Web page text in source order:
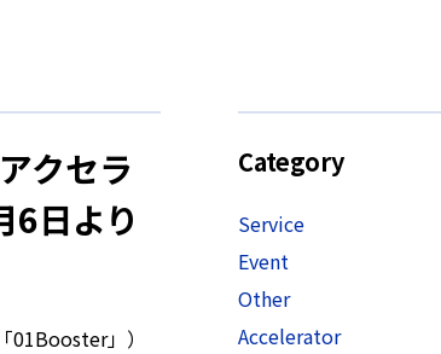
クセラ
6日より
01Booster」）
Category
Service
Event
Other
Accelerator